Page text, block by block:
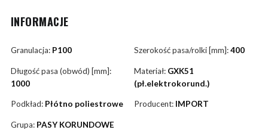
INFORMACJE
Granulacja: P100 Szerokość pasa/rolki [mm]:400
Długość pasa (obwód) [mm]:
1000
Materiał: GXK51
(pł.elektrokorund.)
Podkład: Płótno poliestrowe Producent: IMPORT
Grupa: PASY KORUNDOWE